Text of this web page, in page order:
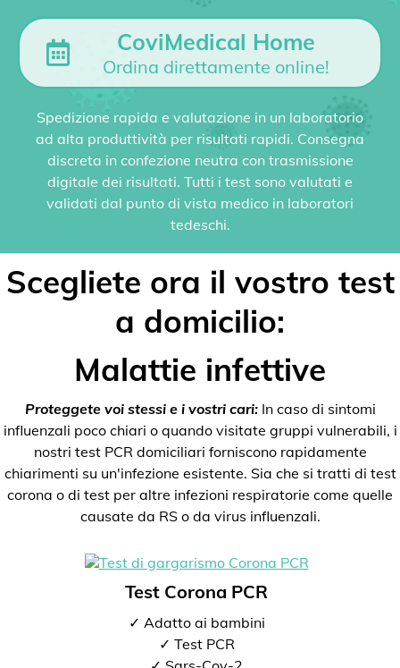
CoviMedical Home
Ordina direttamente online!
Spedizione rapida e valutazione in un laboratorio
ad alta produttività per risultati rapidi. Consegna
discreta in confezione neutra con trasmissione
digitale dei risultati. Tutti i test sono valutati e
validati dal punto di vista medico in laboratori
tedeschi.
Scegliete ora il vostro test
a domicilio:
Malattie infettive
Proteggete voi stessi e i vostri cari:In caso di sintomi
influenzali poco chiari o quando visitate gruppi vulnerabili, i
nostri test PCR domiciliari forniscono rapidamente
chiarimenti su un'infezione esistente. Sia che si tratti di test
corona o di test per altre infezioni respiratorie come quelle
causate da RS o da virus influenzali.
Test Corona PCR
✓ Adatto ai bambini
✓ Test PCR